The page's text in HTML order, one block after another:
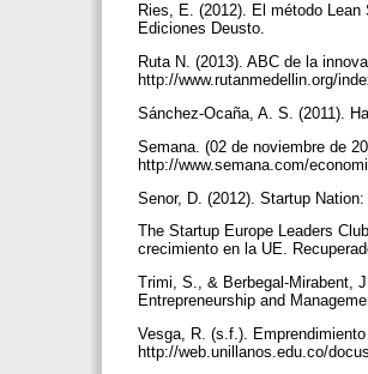
Ries, E. (2012). El método
Ediciones Deusto.
Ruta N. (2013). ABC de la
http://www.rutanmedellin.org/
Sánchez-Ocaña, A. S. (2011).
Semana. (02 de noviembre de
http://www.semana.com/
Senor, D. (2012). Startup
The Startup Europe Leaders
crecimiento en la UE.
Trimi, S., & Berbegal-Mirabent,
Entrepreneurship and
Vesga, R. (s.f.).
http://web.unillanos.edu.co/